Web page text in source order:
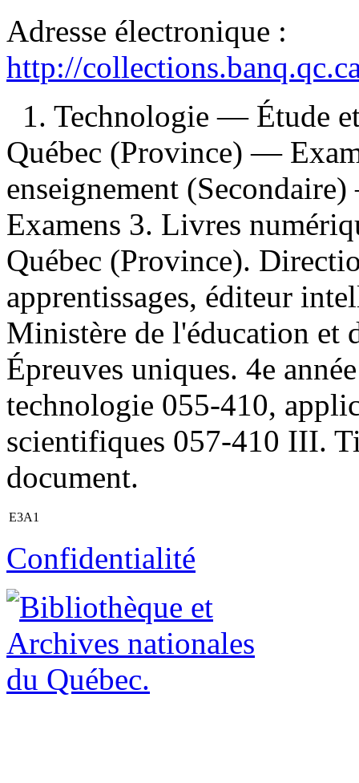
Adresse électronique :
http://
1. Technologie — Étude
Québec (Province) —
enseignement
Examens 3. Livres
Québec (Province).
apprentissages, éditeur
Ministère de l'éducation et
Épreuves uniques. 4e
technologie 055-410,
scientifiques 057-410 III.
document.
E3A1
Confidentialité